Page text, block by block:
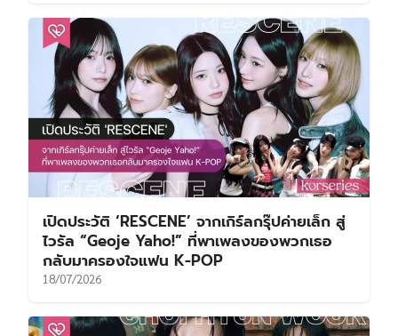
เปิดประวัติ ‘RESCENE’ จากเกิร์ลกรุ๊ปค่ายเล็ก สู่
ไวรัล “Geoje Yaho!” ที่พาเพลงของพวกเธอ
กลับมาครองใจแฟน K-POP
18/07/2026